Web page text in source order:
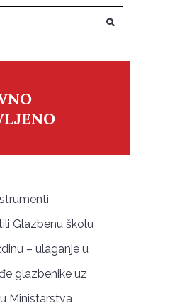
Glazbenu školu
– ulaganje u
glazbenike uz
Ministarstva